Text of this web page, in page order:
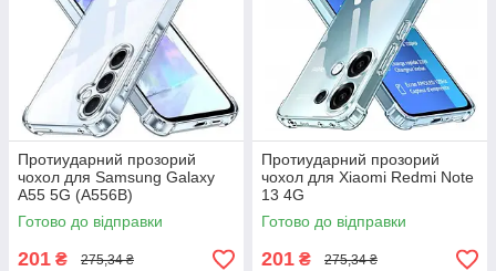
Протиударний прозорий
чохол для Samsung Galaxy
A55 5G (A556B)
Готово до відправки
201 ₴ 275,34 ₴
Протиударний прозорий
чохол для Xiaomi Redmi Note
13 4G
Готово до відправки
201 ₴ 275,34 ₴